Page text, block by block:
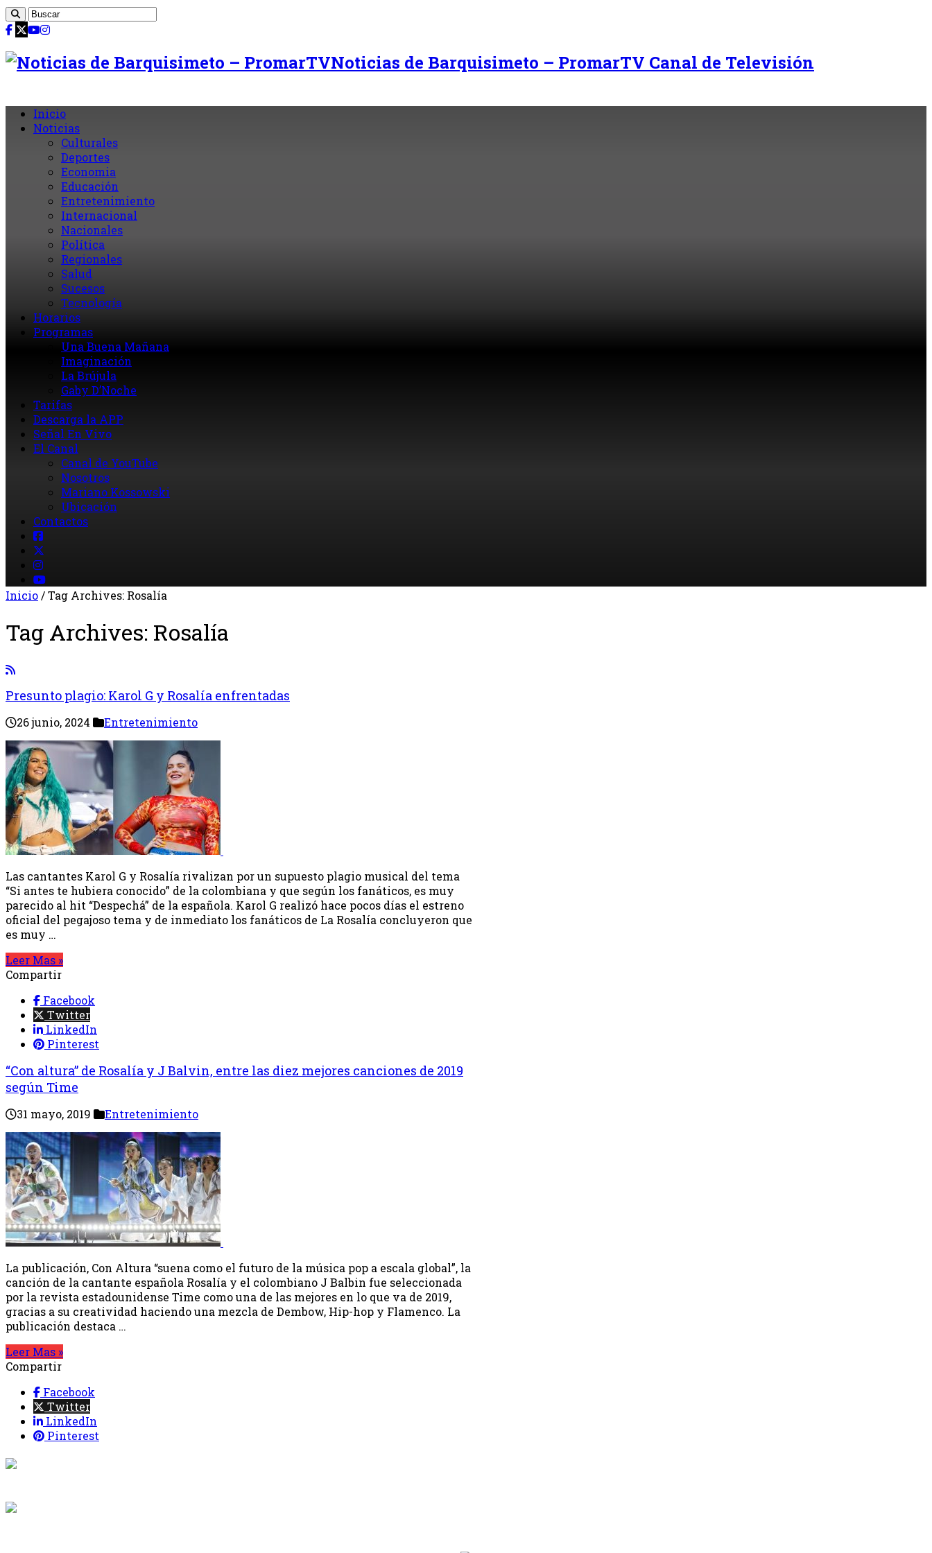
Noticias de Barquisimeto – PromarTV Canal de Televisión
Inicio
Noticias
Culturales
Deportes
Economia
Educación
Entretenimiento
Internacional
Nacionales
Política
Regionales
Salud
Sucesos
Tecnología
Horarios
Programas
Una Buena Mañana
Imaginación
La Brújula
Gaby D’Noche
Tarifas
Descarga la APP
Señal En Vivo
El Canal
Canal de YouTube
Nosotros
Mariano Kossowski
Ubicación
Contactos
Inicio/Tag Archives: Rosalía
Tag Archives: Rosalía
Presunto plagio: Karol G y Rosalía enfrentadas
26 junio, 2024 Entretenimiento
Las cantantes Karol G y Rosalía rivalizan por un supuesto plagio musical del tema
“Si antes te hubiera conocido” de la colombiana y que según los fanáticos, es muy
parecido al hit “Despechá” de la española. Karol G realizó hace pocos días el estreno
oficial del pegajoso tema y de inmediato los fanáticos de La Rosalía concluyeron que
es muy …
Leer Mas »
Compartir
Facebook
Twitter
LinkedIn
Pinterest
“Con altura” de Rosalía y J Balvin, entre las diez mejores canciones de 2019
según Time
31 mayo, 2019 Entretenimiento
La publicación, Con Altura “suena como el futuro de la música pop a escala global”, la
canción de la cantante española Rosalía y el colombiano J Balbin fue seleccionada
por la revista estadounidense Time como una de las mejores en lo que va de 2019,
gracias a su creatividad haciendo una mezcla de Dembow, Hip-hop y Flamenco. La
publicación destaca …
Leer Mas »
Compartir
Facebook
Twitter
LinkedIn
Pinterest